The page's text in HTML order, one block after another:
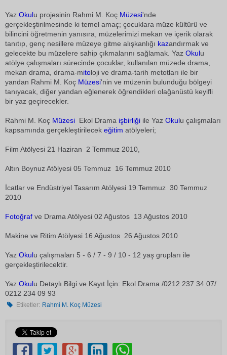
Yaz Okulu projesinin Rahmi M. Koç Müzesi'nde
gerçekleştirilmesinde ki temel amaç; çocuklara müze kültürü ve
bilincini öğretmenin yanısıra, müzelerimizi mekan ve içerik olarak
tanıtıp, genç nesillere müzeye gitme alışkanlığı kazandırmak ve
gelecekte bu müzelere sahip çıkmalarını sağlamak. Yaz Okulu
atölye çalışmaları sürecinde çocuklar, kullanılan müzede drama,
mekan drama, drama-mitoloji ve drama-tarih metotları ile bir
yandan Rahmi M. Koç Müzesi'nin ve müzenin bulunduğu bölgeyi
tanıyacak, diğer yandan eğlenerek öğrendikleri olağanüstü keyifli
bir yaz geçirecekler.
Rahmi M. Koç Müzesi  Ekol Drama işbirliği ile Yaz Okulu çalışmaları
kapsamında gerçekleştirilecek eğitim atölyeleri;
Film Atölyesi 21 Haziran  2 Temmuz 2010,
Altın Boynuz Atölyesi 05 Temmuz  16 Temmuz 2010
İcatlar ve Endüstriyel Tasarım Atölyesi 19 Temmuz  30 Temmuz
2010
Fotoğraf ve Drama Atölyesi 02 Ağustos  13 Ağustos 2010
Makine ve Ritim Atölyesi 16 Ağustos  26 Ağustos 2010
Yaz Okulu çalışmaları 5 - 6 / 7 - 9 / 10 - 12 yaş grupları ile
gerçekleştirilecektir.
Yaz Okulu Detaylı Bilgi ve Kayıt İçin: Ekol Drama /0212 237 34 07/
0212 234 09 93
Etiketler: Rahmi M. Koç Müzesi